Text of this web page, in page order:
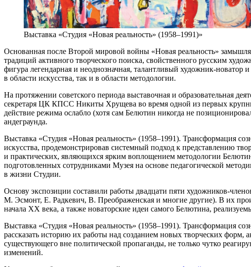
Выставка «Студия «Новая реальность» (1958–1991)»
Основанная после Второй мировой войны «Новая реальность»
традиций активного творческого поиска, свойственного русским
фигура легендарная и неоднозначная, талантливый художник-
в области искусства, так и в области методологии.
На протяжении советского периода выставочная и образовательная
секретаря ЦК КПСС Никиты Хрущева во время одной из первых
действие режима ослабло (хотя сам Белютин никогда не
андеграунда.
Выставка «Студия «Новая реальность» (1958–1991). Трансформация
искусства, продемонстрировав системный подход к представлению
и практических, являющихся ярким воплощением методологии
подготовленных сотрудниками Музея на основе педагогической
в жизни Студии.
Основу экспозиции составили работы двадцати пяти художников-
М. Эсмонт, Е. Радкевич, В. Преображенская и многие другие). В их
начала XX века, а также новаторские идеи самого Белютина,
Выставка «Студия «Новая реальность» (1958–1991). Трансформация
рассказать историю их работы над созданием новых творческих
существующего вне политической пропаганды, не только чутко
изменений.